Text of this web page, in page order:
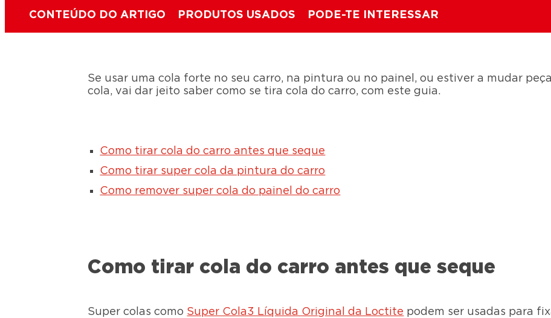
CONTEÚDO DO ARTIGO PRODUTOS USADOS PODE-TE INTERESSAR
Se usar uma cola forte no seu carro, na pintura ou no painel, ou estiver a mudar
cola, vai dar jeito saber como se tira cola do carro, com este guia.
Como tirar cola do carro antes que seque
Como tirar super cola da pintura do carro
Como remover super cola do painel do carro
Como tirar cola do carro antes que seque
Super colas como Super Cola3 Líquida Original da Loctite podem ser usadas para